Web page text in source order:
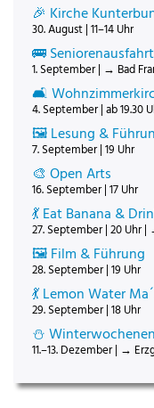
🎉 Kirche
30. August | 11–14 Uhr
🚌 Seniorenausfahrt
1. September | → Bad
🛋️
4. September | ab 19.30
🖼️ Lesung &
7. September | 19 Uhr
🎨 Open Arts
16. September | 17 Uhr
💃 Eat Banana &
27. September | 20 Uhr
🖼️ Film & Führung
28. September | 19 Uhr
💃 Lemon Water
29. September | 18 Uhr
⛄
11.–13. Dezember | →